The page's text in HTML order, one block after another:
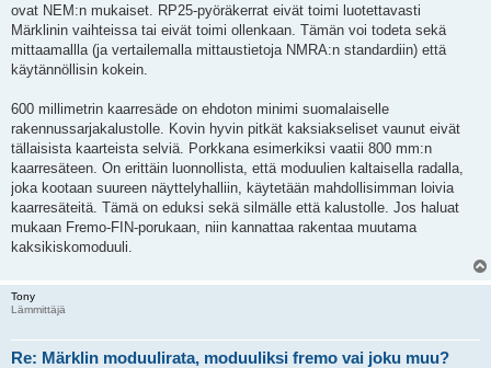
ovat NEM:n mukaiset. RP25-pyöräkerrat eivät toimi luotettavasti
Märklinin vaihteissa tai eivät toimi ollenkaan. Tämän voi todeta sekä
mittaamallla (ja vertailemalla mittaustietoja NMRA:n standardiin) että
käytännöllisin kokein.
600 millimetrin kaarresäde on ehdoton minimi suomalaiselle
rakennussarjakalustolle. Kovin hyvin pitkät kaksiakseliset vaunut eivät
tällaisista kaarteista selviä. Porkkana esimerkiksi vaatii 800 mm:n
kaarresäteen. On erittäin luonnollista, että moduulien kaltaisella radalla,
joka kootaan suureen näyttelyhalliin, käytetään mahdollisimman loivia
kaarresäteitä. Tämä on eduksi sekä silmälle että kalustolle. Jos haluat
mukaan Fremo-FIN-porukaan, niin kannattaa rakentaa muutama
kaksikiskomoduuli.
Tony
Lämmittäjä
Re: Märklin moduulirata, moduuliksi fremo vai joku muu?